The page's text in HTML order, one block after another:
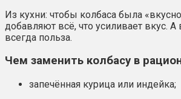
Из кухни: чтобы колбаса была
добавляют всё, что усиливает вкус. А
всегда польза.
Чем заменить колбасу в
запечённая курица или индейка;